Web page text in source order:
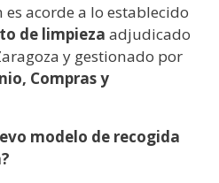
acorde a lo establecido
de limpieza adjudicado
y gestionado por
Compras y
modelo de recogida